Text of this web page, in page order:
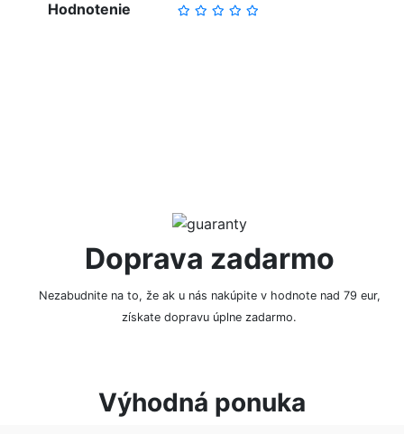
Hodnotenie
Doprava zadarmo
Nezabudnite na to, že ak u nás nakúpite v hodnote nad 79 eur,
získate dopravu úplne zadarmo.
Výhodná ponuka